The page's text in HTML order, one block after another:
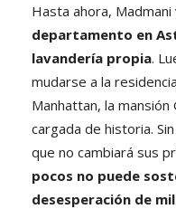
Hasta ahora, Madmani
departamento en
lavandería propia.
mudarse a la
Manhattan, la
cargada de historia.
que no cambiará sus
pocos no puede
desesperación de